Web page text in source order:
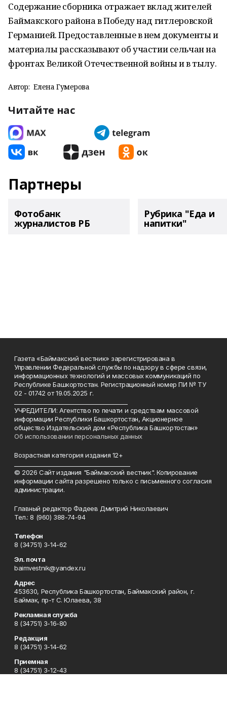
Содержание сборника отражает вклад жителей
Баймакского района в Победу над гитлеровской
Германией. Предоставленные в нем документы и
материалы рассказывают об участии сельчан на
фронтах Великой Отечественной войны и в тылу.
Автор: Елена Гумерова
Читайте нас
Партнеры
Фотобанк
журналистов РБ
Рубрика "Еда и
напитки"
Газета «Баймакский вестник» зарегистрирована в
Управлении Федеральной службы по надзору в сфере связи,
информационных технологий и массовых коммуникаций по
Республике Башкортостан. Регистрационный номер ПИ № ТУ
02 - 01742 от 19.05.2025 г.
УЧРЕДИТЕЛИ: Агентство по печати и средствам массовой
информации Республики Башкортостан, Акционерное
общество Издательский дом «Республика Башкортостан»
Об использовании персональных данных
Возрастная категория издания 12+
© 2026 Сайт издания "Баймакский вестник". Копирование
информации сайта разрешено только с письменного согласия
администрации.
Главный редактор Фадеев Дмитрий Николаевич
Тел.: 8 (960) 388-74-94
Телефон
8 (34751) 3-14-62
Эл. почта
baimvestnik@yandex.ru
Адрес
453630, Республика Башкортостан, Баймакский район, г.
Баймак, пр-т С. Юлаева, 38
Рекламная служба
8 (34751) 3-16-80
Редакция
8 (34751) 3-14-62
Приемная
8 (34751) 3-12-43